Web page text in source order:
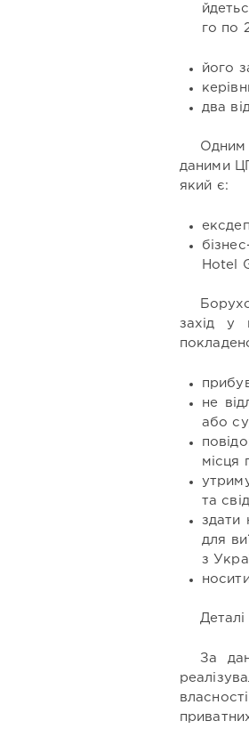
го по
його
два
даними
який є:
Hotel
захід у
не
або
місця
та
здати
для
з
За